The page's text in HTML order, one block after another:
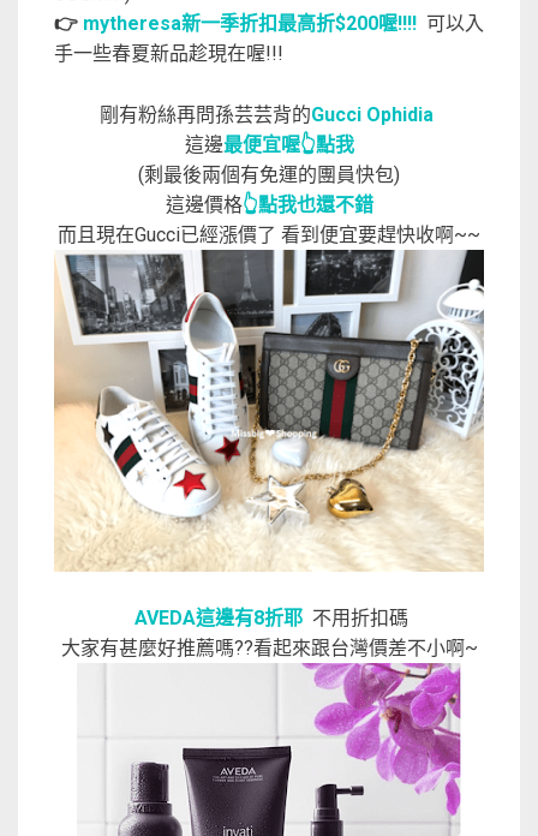
👉 mytheresa新一季折扣最高折$200喔!!!! 可以入
手一些春夏新品趁現在喔!!!
剛有粉絲再問孫芸芸背的Gucci Ophidia
這邊最便宜喔👆點我
(剩最後兩個有免運的團員快包)
這邊價格👆點我也還不錯
而且現在Gucci已經漲價了 看到便宜要趕快收啊~~
AVEDA這邊有8折耶 不用折扣碼
大家有甚麼好推薦嗎??看起來跟台灣價差不小啊~